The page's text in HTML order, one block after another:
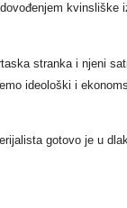
stranka i njeni
ideološki i
gotovo je u